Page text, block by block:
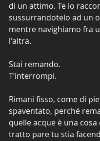
di un attimo. Te lo
sussurrandotelo ad un
mentre navighiamo fra
l'altra.
Stai remando.
T’interrompi.
Rimani fisso, come di
spaventato, perché
quelle acque è una cosa
tratto pare tu stia